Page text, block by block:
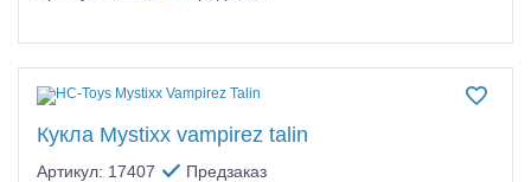
Кукла Mystixx vampirez talin
Артикул: 17407 Предзаказ